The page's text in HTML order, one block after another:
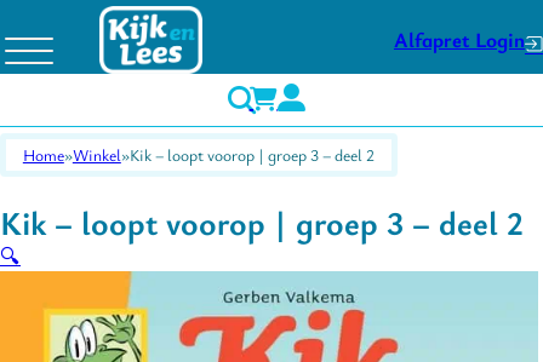
Alfapret Login
Home Winkel Kik – loopt voorop | groep 3 – deel 2
Kik – loopt voorop | groep 3 – deel 2
🔍